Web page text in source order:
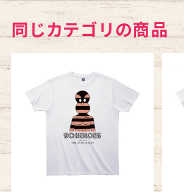
同じカテゴリの商品